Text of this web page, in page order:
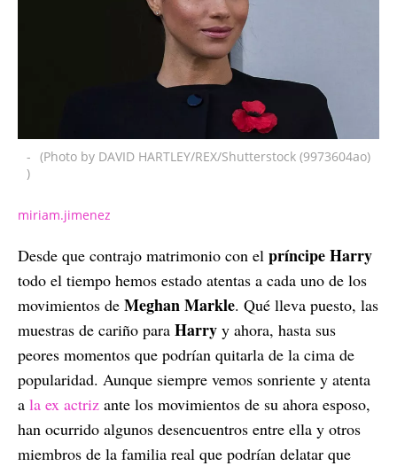
- (Photo by DAVID HARTLEY/REX/Shutterstock (9973604ao)
)
miriam.jimenez
Desde que contrajo matrimonio con el príncipe Harry
todo el tiempo hemos estado atentas a cada uno de los
movimientos de Meghan Markle. Qué lleva puesto, las
muestras de cariño para Harry y ahora, hasta sus
peores momentos que podrían quitarla de la cima de
popularidad. Aunque siempre vemos sonriente y atenta
a la ex actriz ante los movimientos de su ahora esposo,
han ocurrido algunos desencuentros entre ella y otros
miembros de la familia real que podrían delatar que